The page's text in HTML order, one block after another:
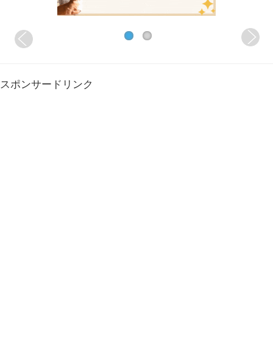
スポンサードリンク